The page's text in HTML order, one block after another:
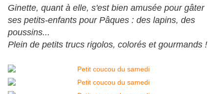
Ginette, quant à elle, s'est bien amusée pour gâter
ses petits-enfants pour Pâques : des lapins, des
poussins...
Plein de petits trucs rigolos, colorés et gourmands !